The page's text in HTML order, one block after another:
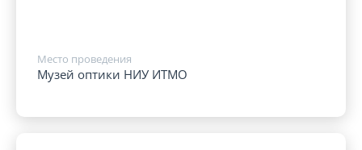
Место проведения
Музей оптики НИУ ИТМО